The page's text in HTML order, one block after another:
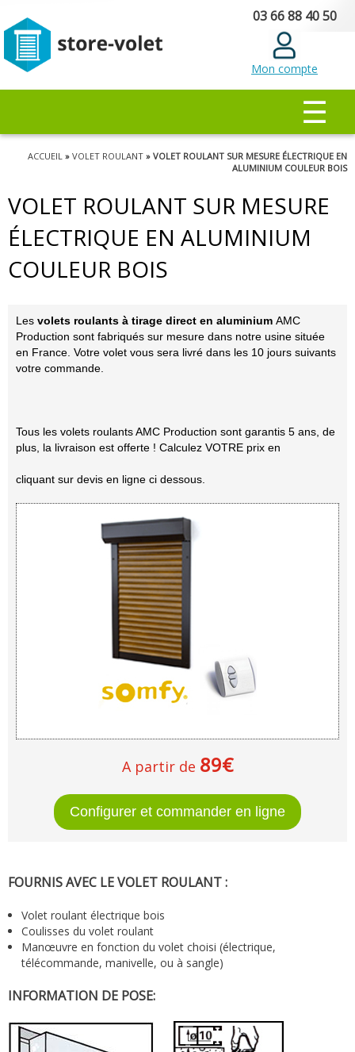
principal
03 66 88 40 50
Mon compte
☰
Vous êtes ici
ACCUEIL » VOLET ROULANT » VOLET ROULANT SUR MESURE ÉLECTRIQUE EN
ALUMINIUM COULEUR BOIS
VOLET ROULANT SUR MESURE
ÉLECTRIQUE EN ALUMINIUM
COULEUR BOIS
Les volets roulants à tirage direct en aluminium AMC
Production sont fabriqués sur mesure dans notre usine située
en France. Votre volet vous sera livré dans les 10 jours suivants
votre commande.
Tous les volets roulants AMC Production sont garantis 5 ans, de
plus, la livraison est offerte ! Calculez VOTRE prix en
cliquant sur devis en ligne ci dessous.
A partir de 89€
FOURNIS AVEC LE VOLET ROULANT :
Volet roulant électrique bois
Coulisses du volet roulant
Manœuvre en fonction du volet choisi (électrique,
télécommande, manivelle, ou à sangle)
INFORMATION DE POSE: